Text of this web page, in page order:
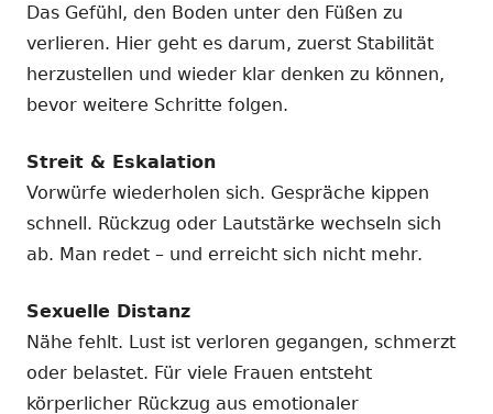
Das Gefühl, den Boden unter den Füßen zu
verlieren. Hier geht es darum, zuerst Stabilität
herzustellen und wieder klar denken zu können,
bevor weitere Schritte folgen.
Streit & Eskalation
Vorwürfe wiederholen sich. Gespräche kippen
schnell. Rückzug oder Lautstärke wechseln sich
ab. Man redet – und erreicht sich nicht mehr.
Sexuelle Distanz
Nähe fehlt. Lust ist verloren gegangen, schmerzt
oder belastet. Für viele Frauen entsteht
körperlicher Rückzug aus emotionaler